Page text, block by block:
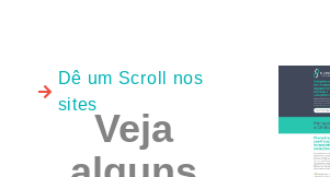
Dê um Scroll nos
sites
Veja